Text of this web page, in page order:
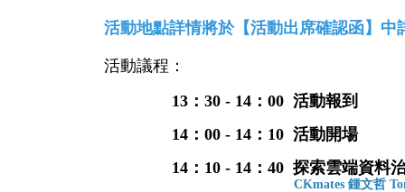
活動地點詳情將於【活動出席確認函】中
活動議程 ：
13：30 - 14 ： 00 活動報到
14：00 - 14 ： 10 活動開場
14：10 - 14：40 探索雲端資料
CKmates 鍾文哲